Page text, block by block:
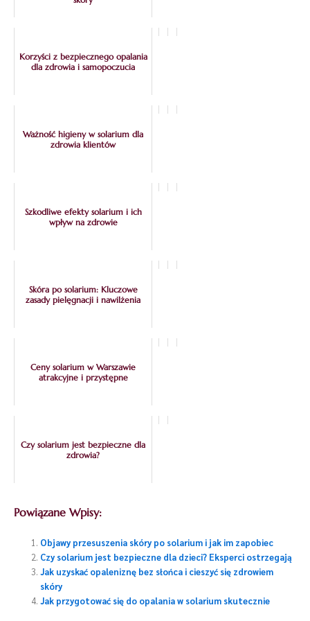
Korzyści z bezpiecznego opalania
dla zdrowia i samopoczucia
Ważność higieny w solarium dla
zdrowia klientów
Szkodliwe efekty solarium i ich
wpływ na zdrowie
Skóra po solarium: Kluczowe
zasady pielęgnacji i nawilżenia
Ceny solarium w Warszawie
atrakcyjne i przystępne
Czy solarium jest bezpieczne dla
zdrowia?
Powiązane Wpisy:
Objawy przesuszenia skóry po solarium i jak im zapobiec
Czy solarium jest bezpieczne dla dzieci? Eksperci ostrzegają
Jak uzyskać opaleniznę bez słońca i cieszyć się zdrowiem
skóry
Jak przygotować się do opalania w solarium skutecznie